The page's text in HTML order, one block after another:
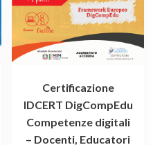
Certificazione
IDCERT DigCompEdu
Competenze digitali
– Docenti, Educatori